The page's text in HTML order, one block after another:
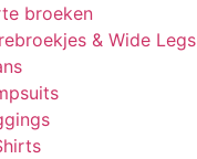
broeken
& Wide Legs